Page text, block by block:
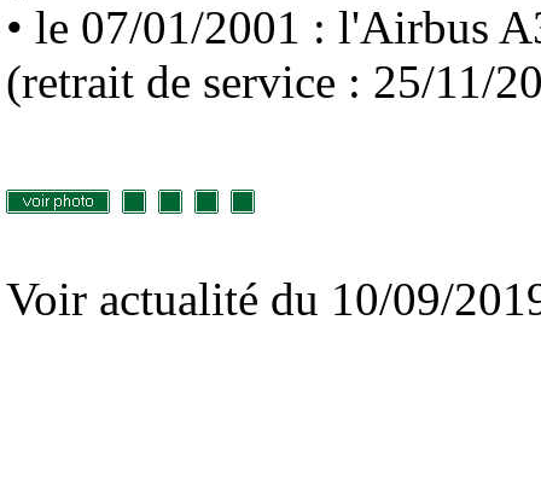
• le 07/01/2001 : l'Airbus
(retrait de service : 25/11/
Voir actualité du 10/09/